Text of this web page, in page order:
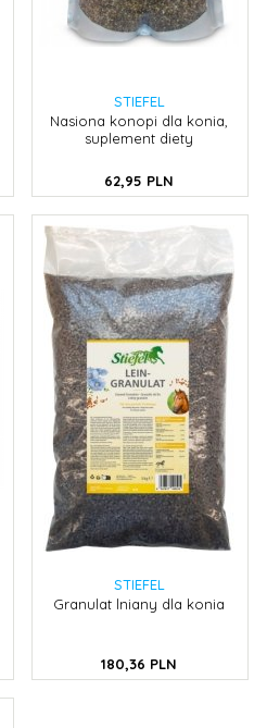
STIEFEL
Nasiona konopi dla konia,
suplement diety
62,95 PLN
STIEFEL
Granulat lniany dla konia
180,36 PLN